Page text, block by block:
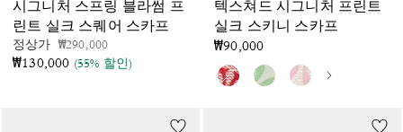
시그니처 스프링 블라썸 프
린트 실크 스퀘어 스카프
정상가 가격 인하 전
₩290,000인하됨
₩130,000 (55% 할인)
텍스쳐드 시그니처 프린트
실크 스키니 스카프
₩90,000